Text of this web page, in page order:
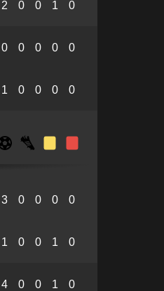
2 0 0 1 0
0 0 0 0 0
1 0 0 0 0
3 0 0 0 0
1 0 0 1 0
4 0 0 1 0